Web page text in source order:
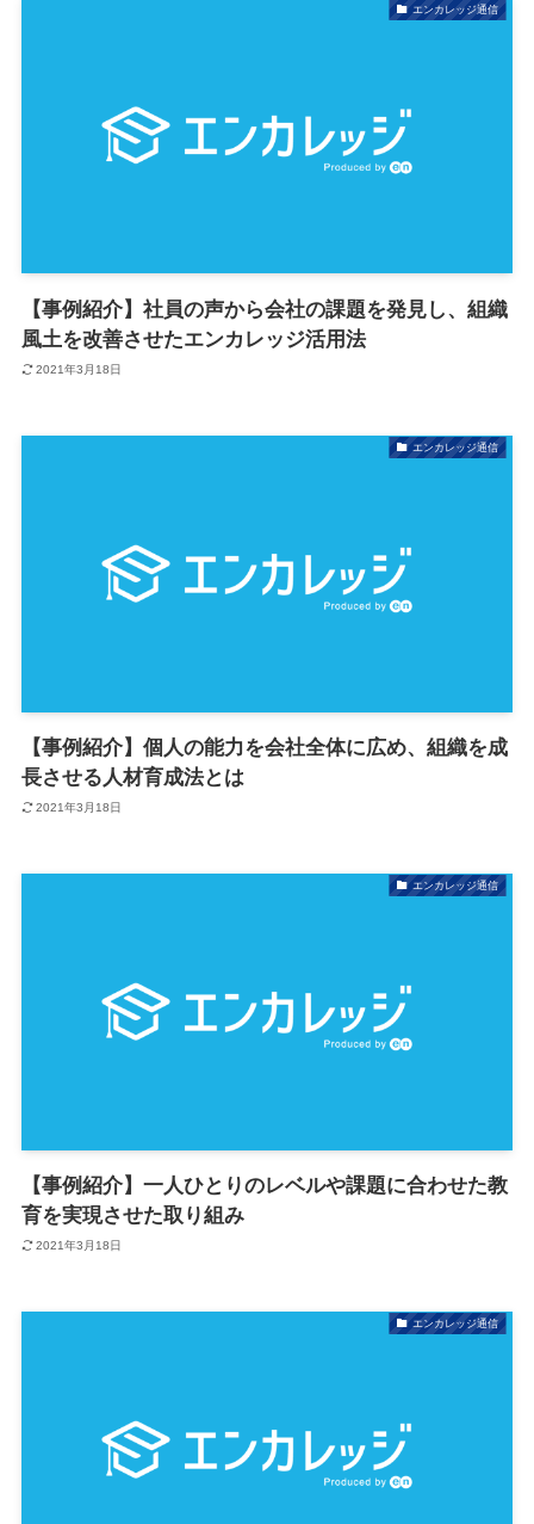
エンカレッジ通信
【事例紹介】社員の声から会社の課題を発見し、組織
風土を改善させたエンカレッジ活用法
2021年3月18日
エンカレッジ通信
【事例紹介】個人の能力を会社全体に広め、組織を成
長させる人材育成法とは
2021年3月18日
エンカレッジ通信
【事例紹介】一人ひとりのレベルや課題に合わせた教
育を実現させた取り組み
2021年3月18日
エンカレッジ通信